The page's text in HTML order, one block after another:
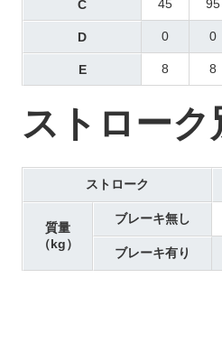
C 45 95
D 0 0
E 8 8
ストローク
ストローク
質量
（kg）
ブレーキ無し
ブレーキ有り